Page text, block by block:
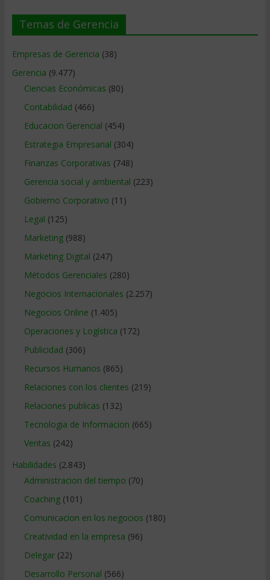
Temas de Gerencia
Empresas de Gerencia (38)
Gerencia (9.477)
Ciencias Económicas (80)
Contabilidad (466)
Educacion Gerencial (454)
Estrategia Empresarial (304)
Finanzas Corporativas (748)
Gerencia social y ambiental (223)
Gobierno Corporativo (11)
Legal (125)
Marketing(988)
Marketing Digital (247)
Métodos Gerenciales (280)
Negocios Internacionales (2.257)
Negocios Online (1.405)
Operaciones y Logística (172)
Publicidad (306)
Recursos Humanos (865)
Relaciones con los clientes (219)
Relaciones publicas (132)
Tecnologia de Informacion (665)
Ventas (242)
Habilidades (2.843)
Administracion del tiempo (70)
Coaching(101)
Comunicacion en los negocios (180)
Creatividad en la empresa (96)
Delegar(22)
Desarrollo Personal (566)